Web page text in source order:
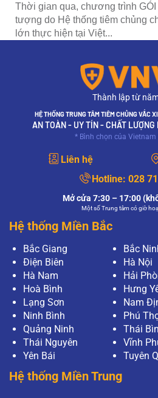
Thời gian qua, chương trình
tượng do Hệ thống tiêm chủng
lớn thực hiện tại Việt...
Thành lập từ
HỆ THỐNG TRUNG TÂM TIÊM CHỦNG VẮC
AN TOÀN - UY TÍN - CHẤT
* Bình chọn của Vietnam
Liên hệ
Hotline: 028
Mở cửa 7:30 – 17:00
Một số Trung tâm có giờ
Hệ thống Miền Bắc
Bắc Giang
Bắc
Điện Biên
Hà Nội
Hà Nam
Hải
Hoà Bình
Hưng
Lạng Sơn
Nam
Ninh Bình
Phú
Quảng Ninh
Thái
Thái Nguyên
Vĩnh
Yên Bái
Tuyên
Hệ thống Miền Trung